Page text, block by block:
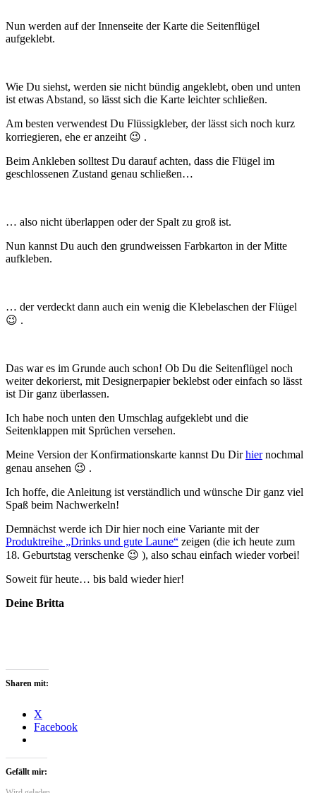
Nun werden auf der Innenseite der Karte die Seitenflügel
aufgeklebt.
Wie Du siehst, werden sie nicht bündig angeklebt, oben und unten
ist etwas Abstand, so lässt sich die Karte leichter schließen.
Am besten verwendest Du Flüssigkleber, der lässt sich noch kurz
korriegieren, ehe er anzeiht 😉 .
Beim Ankleben solltest Du darauf achten, dass die Flügel im
geschlossenen Zustand genau schließen…
… also nicht überlappen oder der Spalt zu groß ist.
Nun kannst Du auch den grundweissen Farbkarton in der Mitte
aufkleben.
… der verdeckt dann auch ein wenig die Klebelaschen der Flügel
😉 .
Das war es im Grunde auch schon! Ob Du die Seitenflügel noch
weiter dekorierst, mit Designerpapier beklebst oder einfach so lässt
ist Dir ganz überlassen.
Ich habe noch unten den Umschlag aufgeklebt und die
Seitenklappen mit Sprüchen versehen.
Meine Version der Konfirmationskarte kannst Du Dirhiernochmal
genau ansehen 😉 .
Ich hoffe, die Anleitung ist verständlich und wünsche Dir ganz viel
Spaß beim Nachwerkeln!
Demnächst werde ich Dir hier noch eine Variante mit der
Produktreihe „Drinks und gute Laune“ zeigen (die ich heute zum
18. Geburtstag verschenke 😉 ), also schau einfach wieder vorbei!
Soweit für heute… bis bald wieder hier!
Deine Britta
Sharen mit:
X
Facebook
Gefällt mir: